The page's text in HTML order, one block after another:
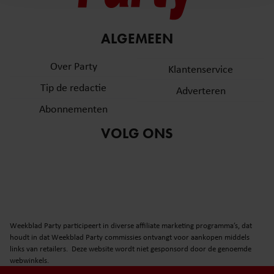
en om ons websiteverkeer te analyseren. Ook delen we
informatie over uw gebruik van onze site met onze
partners voor social media, adverteren en analyse. Deze
informatie die u aan ze heeft verstrekt of die ze hebben
gaat akkoord met onze cookies als u onze website blijft
gebruiken.
ALGEMEEN
Over Party
Tip de redactie
Abonnementen
Klantenservice
Adverteren
VOLG ONS
Weekblad Party participeert in diverse affiliate marketing programma’s, dat
houdt in dat Weekblad Party commissies ontvangt voor aankopen middels
links van retailers. Deze website wordt niet gesponsord door de genoemde
webwinkels.